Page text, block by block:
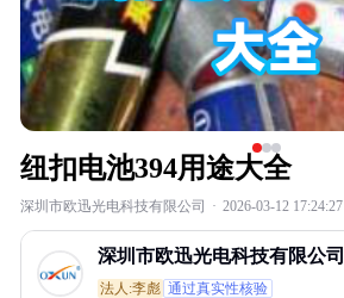
纽扣电池394用途大全
深圳市欧迅光电科技有限公司 · 2026-03-12 17:24:27
深圳市欧迅光电科技有限公司
法人:李彪 通过真实性核验